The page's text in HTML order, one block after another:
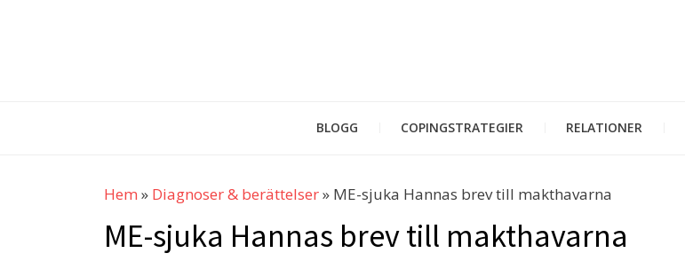
BLOGG COPINGSTRATEGIER RELATIONER
Hem » Diagnoser & berättelser» ME-sjuka Hannas brev till makthavarna
ME-sjuka Hannas brev till makthavarna